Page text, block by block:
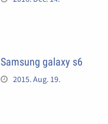
Samsung galaxy s6
2015. Aug. 19.